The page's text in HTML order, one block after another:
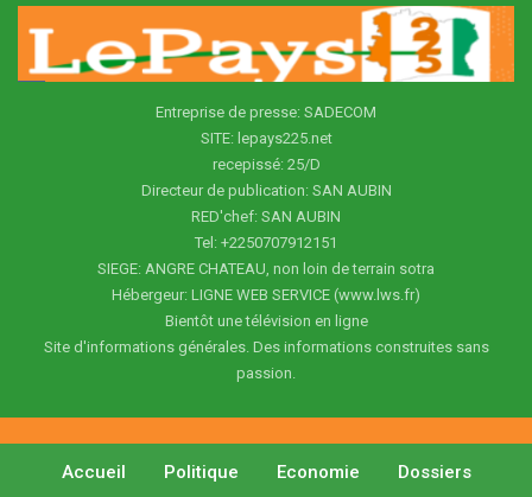
Entreprise de presse: SADECOM
SITE: lepays225.net
recepissé: 25/D
Directeur de publication: SAN AUBIN
RED'chef: SAN AUBIN
Tel: +2250707912151
SIEGE: ANGRE CHATEAU, non loin de terrain sotra
Hébergeur: LIGNE WEB SERVICE (www.lws.fr)
Bientôt une télévision en ligne
Site d'informations générales. Des informations construites sans
passion.
Accueil Politique Economie Dossiers